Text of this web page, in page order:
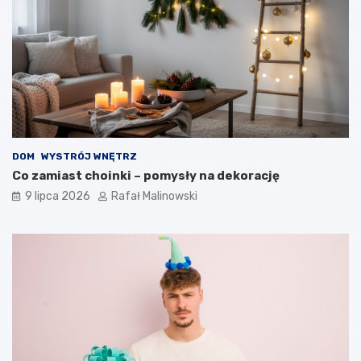
DOM WYSTRÓJ WNĘTRZ
Co zamiast choinki – pomysły na dekorację
9 lipca 2026 Rafał Malinowski